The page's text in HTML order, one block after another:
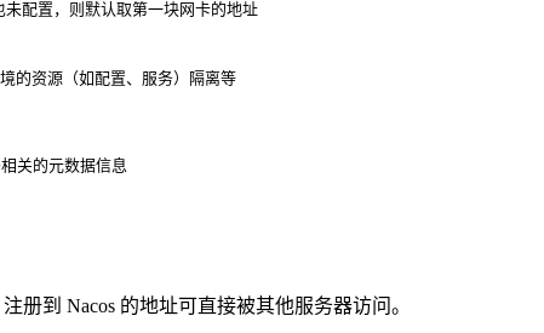
置，则默认取第一块网卡的地址
的资源（如配置、服务）隔离等
关的元数据信息
册到 Nacos 的地址可直接被其他服务器访问‌。